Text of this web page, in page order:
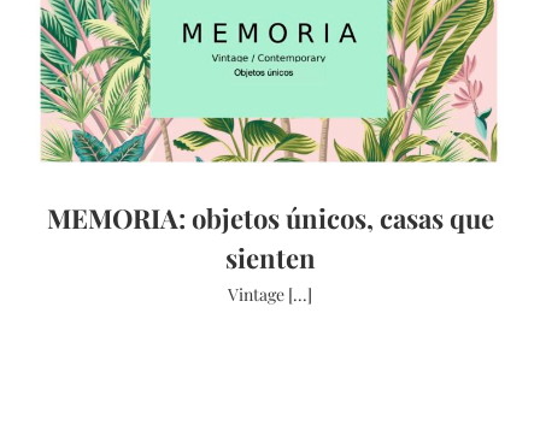
MEMORIA: objetos únicos, casas que
sienten
Vintage [...]